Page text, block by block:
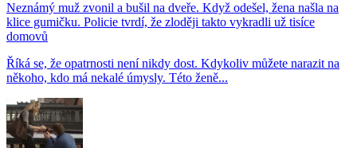
Neznámý muž zvonil a bušil na dveře. Když odešel, žena našla na
klice gumičku. Policie tvrdí, že zloději takto vykradli už tisíce
domovů
Říká se, že opatrnosti není nikdy dost. Kdykoliv můžete narazit na
někoho, kdo má nekalé úmysly. Této ženě...